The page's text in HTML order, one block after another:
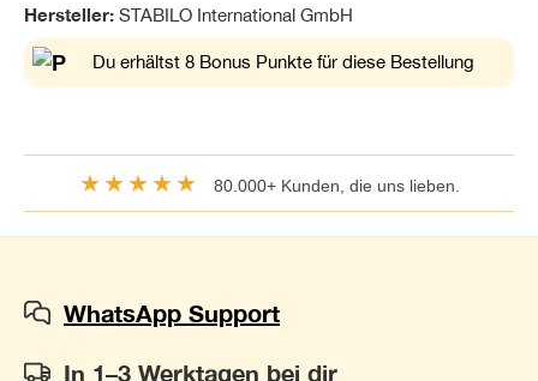
Hersteller: STABILO International GmbH
Du erhältst 8 Bonus Punkte für diese Bestellung
★★★★★ 80.000+ Kunden, die uns lieben.
WhatsApp Support
In 1–3 Werktagen bei dir